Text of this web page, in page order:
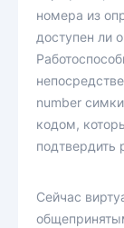
номера из
доступен ли
number
кодом,
подтвердить
Сейчас